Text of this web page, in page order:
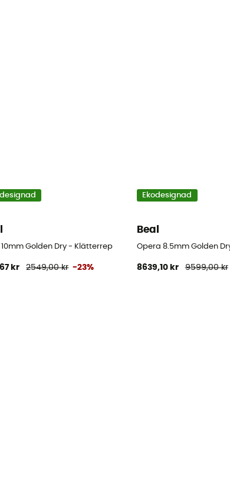
10mm Golden Dry - Klätterrep
kr 2549,00 kr -23%
Ekodesignad
Beal
Opera 8.5mm Golden
8639,10 kr 9599,00 kr